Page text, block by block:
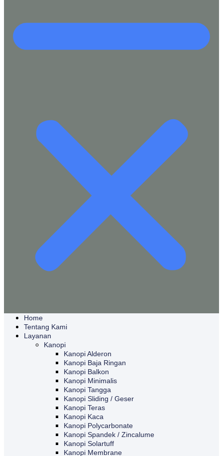
Home
Tentang Kami
Layanan
Kanopi
Kanopi Alderon
Kanopi Baja Ringan
Kanopi Balkon
Kanopi Minimalis
Kanopi Tangga
Kanopi Sliding / Geser
Kanopi Teras
Kanopi Kaca
Kanopi Polycarbonate
Kanopi Spandek / Zincalume
Kanopi Solartuff
Kanopi Membrane